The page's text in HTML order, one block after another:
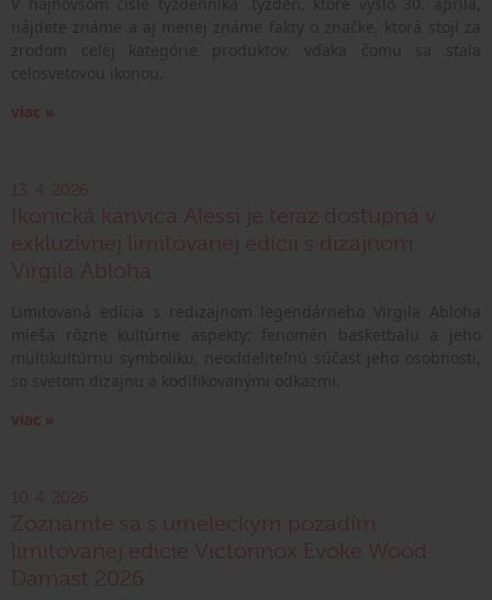
viac »
13. 4. 2026
Ikonická kanvica Alessi je teraz dostupná v
exkluzívnej limitovanej edícii s dizajnom
Virgila Abloha
viac »
10. 4. 2026
Zoznámte sa s umeleckým pozadím
limitovanej edície Victorinox Evoke Wood
Damast 2026